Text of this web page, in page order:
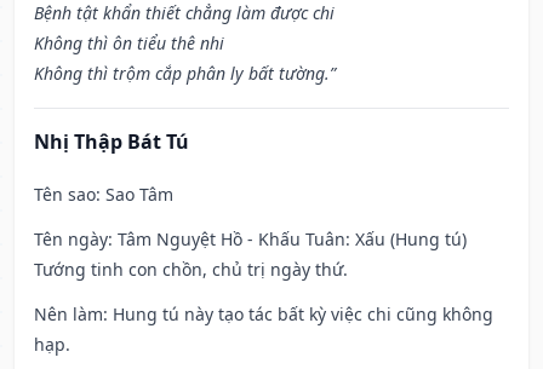
Bệnh tật khẩn thiết chẳng làm được chi
Không thì ôn tiểu thê nhi
Không thì trộm cắp phân ly bất tường.”
Nhị Thập Bát Tú
Tên sao: Sao Tâm
Tên ngày: Tâm Nguyệt Hồ - Khấu Tuân: Xấu (Hung tú)
Tướng tinh con chồn, chủ trị ngày thứ.
Nên làm: Hung tú này tạo tác bất kỳ việc chi cũng không
hạp.